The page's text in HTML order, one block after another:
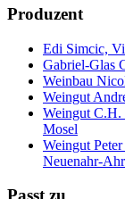
Produzent
Edi Simcic,
Gabriel-Glas
Weinbau
Weingut
Weingut C.H.
Mosel
Weingut
Neuenahr-